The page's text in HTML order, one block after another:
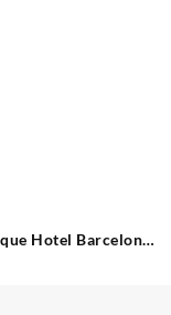
Hotel Barcelona